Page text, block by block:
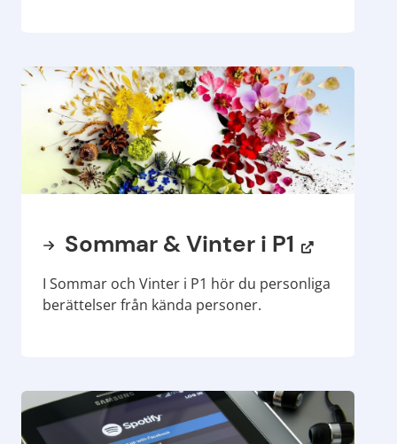
Sommar & Vinter i P1
I Sommar och Vinter i P1 hör du personliga
berättelser från kända personer.